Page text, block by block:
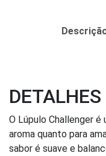
O Lúpulo Challenger
aroma quanto para
sabor é suave e